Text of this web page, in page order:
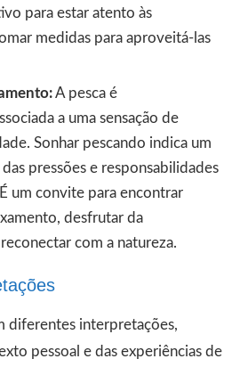
para estar atento às
medidas para aproveitá-las
A pesca é
a uma sensação de
Sonhar pescando indica um
pressões e responsabilidades
um convite para encontrar
desfrutar da
com a natureza.
diferentes interpretações,
pessoal e das experiências de